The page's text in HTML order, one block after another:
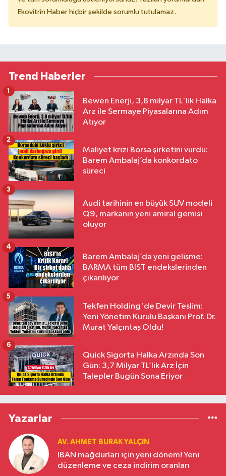
Ekovitrin Haber hiçbir şekilde sorumlu tutulamaz.
Trend Haberler
Bewen Enerji, 3,8 milyar TL'lik Halka
Arz ile Sermaye Piyasalarına Adım
Atıyor
1
Maliyet krizi Borsa şirketini vurdu:
Barem Ambalaj’da konkordato
süreci
2
Audi tarihinin en büyük SUV modeli
Q9, markanın yeni amiral gemisi
oluyor
3
Barem Ambalaj’da yeni gelişme:
BARMA tüm BIST endekslerinden
çıkarılıyor
4
Tekfen Holding'de Devir Teslim:
Yeni Yönetim Kurulu Başkanı Prof. Dr.
Murat Yalçıntaş Oldu!
5
Quick Sigorta Halka Arzında Son
Gün: 3,7 Milyar TL’lik Arz İçin
Talepler Bugün Sona Eriyor
6
Yazarlar
AV. AHMET BURAK YALÇIN
IBAN mağdurları için yeni dönem! Yeni
düzenleme ve ceza indirim oranları